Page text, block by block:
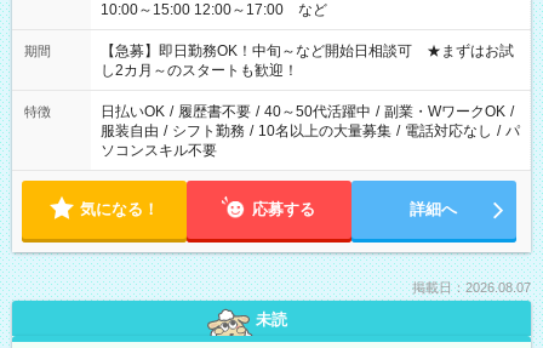
10:00～15:00 12:00～17:00 など
期間
【急募】即日勤務OK！中旬～など開始日相談可 ★まずはお試
し2カ月～のスタートも歓迎！
特徴 日払いOK / 履歴書不要 / 40～50代活躍中 / 副業・WワークOK /
服装自由 / シフト勤務 / 10名以上の大量募集 / 電話対応なし / パ
ソコンスキル不要
気になる！ 応募する 詳細へ
掲載日：2026.08.07
未読